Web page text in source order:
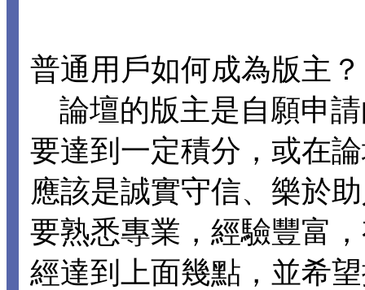
普通用戶如何成為版主？
論壇的版主是自願申
要達到一定積分，或在
應該是誠實守信、樂於
要熟悉專業，經驗豐富
經達到上面幾點，並希